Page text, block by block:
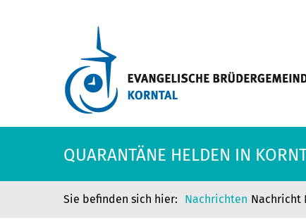
QUARANTÄNE HELDEN IN
Nachrichten Nachricht